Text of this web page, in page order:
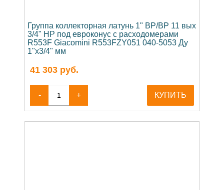
Группа коллекторная латунь 1" ВР/ВР 11 вых
3/4" НР под евроконус с расходомерами
R553F Giacomini R553FZY051 040-5053 Ду
1"х3/4" мм
41 303 руб.
- + КУПИТЬ